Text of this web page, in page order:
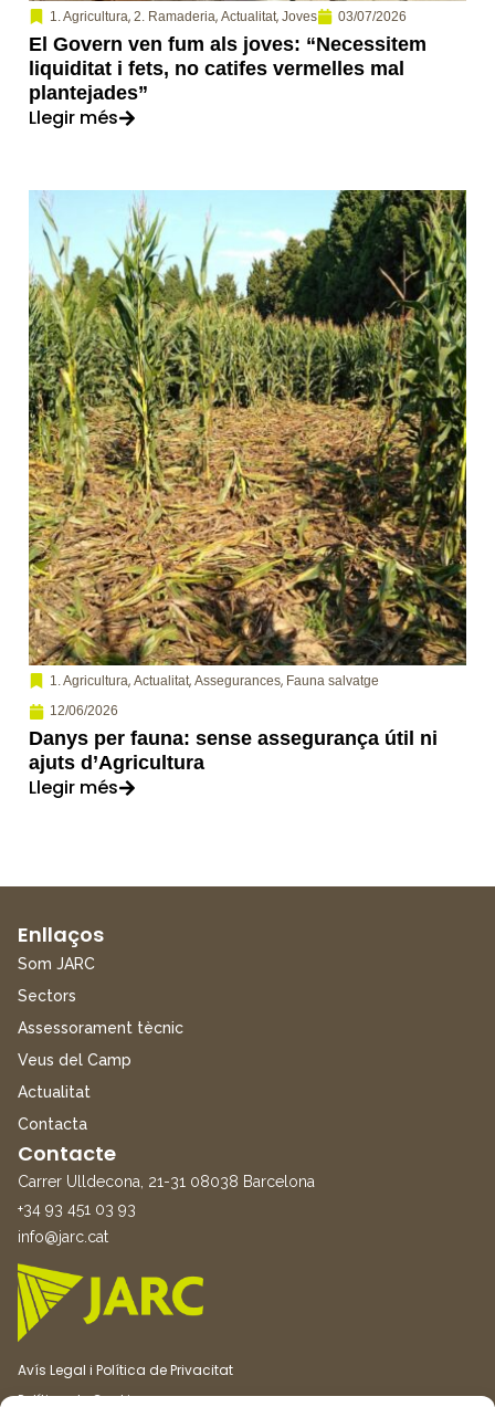
1. Agricultura, 2. Ramaderia, Actualitat, Joves 03/07/2026
El Govern ven fum als joves: “Necessitem
liquiditat i fets, no catifes vermelles mal
plantejades”
Llegir més
1. Agricultura, Actualitat, Assegurances, Fauna salvatge
12/06/2026
Danys per fauna: sense assegurança útil ni
ajuts d’Agricultura
Llegir més
Enllaços
Som JARC
Sectors
Assessorament tècnic
Veus del Camp
Actualitat
Contacta
Contacte
Carrer Ulldecona, 21-31 08038 Barcelona
+34 93 451 03 93
info@jarc.cat
Avís Legal i Política de Privacitat
Política de Cookies